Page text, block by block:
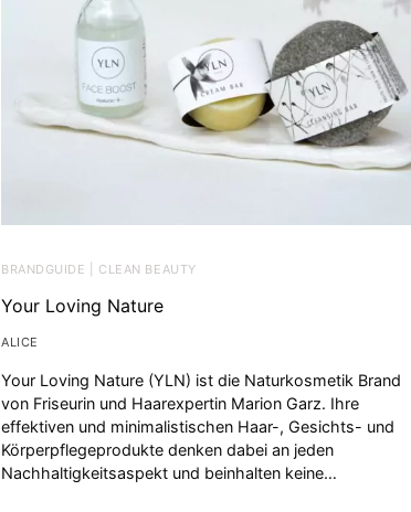
BRANDGUIDE | CLEAN BEAUTY
Your Loving Nature
ALICE
Your Loving Nature (YLN) ist die Naturkosmetik Brand
von Friseurin und Haarexpertin Marion Garz. Ihre
effektiven und minimalistischen Haar-, Gesichts- und
Körperpflegeprodukte denken dabei an jeden
Nachhaltigkeitsaspekt und beinhalten keine…